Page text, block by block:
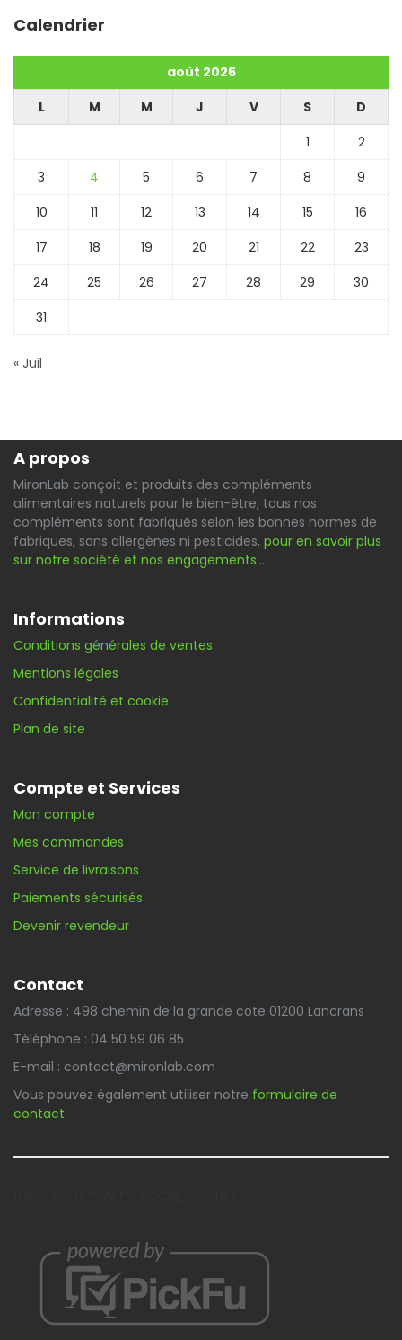
Calendrier
août 2026
L
M M J V S
D
1
2
3
4 5 6 7 8
9
10
11 12 13 14 15
16
17
18 19 20 21 22
23
24
25 26 27 28 29
30
31
« Juil
A propos
MironLab conçoit et produits des compléments
alimentaires naturels pour le bien-être, tous nos
compléments sont fabriqués selon les bonnes normes de
fabriques, sans allergènes ni pesticides, pour en savoir plus
sur notre société et nos engagements…
Informations
Conditions générales de ventes
Mentions légales
Confidentialité et cookie
Plan de site
Compte et Services
Mon compte
Mes commandes
Service de livraisons
Paiements sécurisés
Devenir revendeur
Contact
Adresse : 498 chemin de la grande cote 01200 Lancrans
Téléphone : 04 50 59 06 85
E-mail : contact@mironlab.com
Vous pouvez également utiliser notre formulaire de
contact